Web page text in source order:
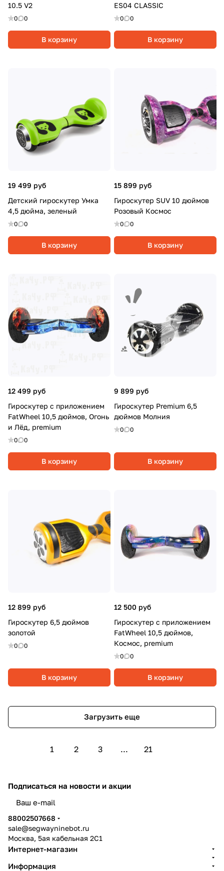
10.5 V2
0 0
В корзину
ES04 CLASSIC
0 0
В корзину
19 499 руб
Детский гироскутер Умка
4,5 дюйма, зеленый
0 0
В корзину
15 899 руб
Гироскутер SUV 10 дюймов
Розовый Космос
0 0
В корзину
12 499 руб
Гироскутер c приложением
FatWheel 10,5 дюймов, Огонь
и Лёд, premium
0 0
В корзину
9 899 руб
Гироскутер Premium 6,5
дюймов Молния
0 0
В корзину
12 899 руб
Гироскутер 6,5 дюймов
золотой
0 0
В корзину
12 500 руб
Гироскутер c приложением
FatWheel 10,5 дюймов,
Космос, premium
0 0
В корзину
Загрузить еще
1 2 3 ... 21
Подписаться на новости и акции
88002507668
sale@segwayninebot.ru
Москва, 5ая кабельная 2С1
Интернет-магазин
Информация